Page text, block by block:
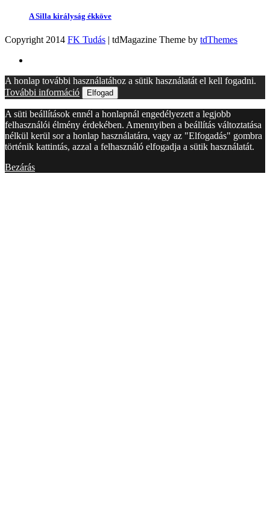
A Silla királyság ékköve
Copyright 2014 FK Tudás | tdMagazine Theme by tdThemes
A honlap további használatához a sütik használatát el kell fogadni.
További információ
Elfogad
A süti beállítások ennél a honlapnál engedélyezett a legjobb
felhasználói élmény érdekében. Amennyiben a beállítás változtatása
nélkül kerül sor a honlap használatára, vagy az "Elfogadás" gombra
történik kattintás, azzal a felhasználó elfogadja a sütik használatát.
Bezárás